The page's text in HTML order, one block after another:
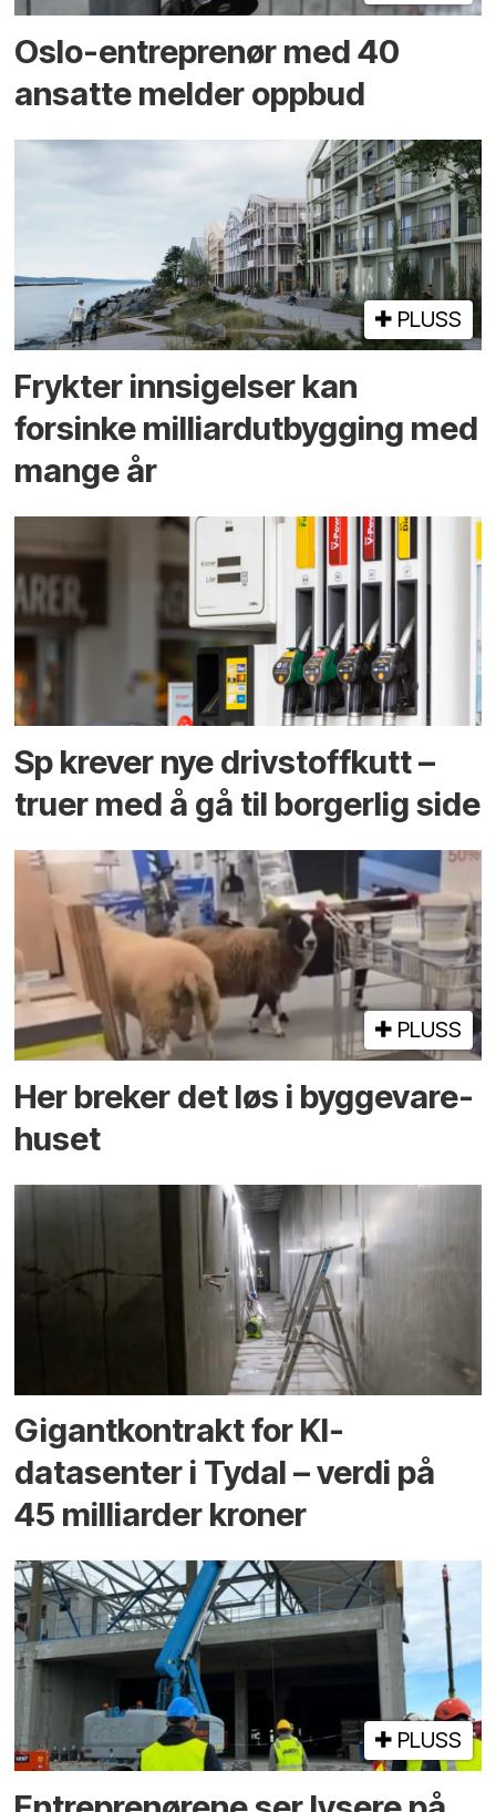
Oslo-entreprenør med 40
ansatte melder oppbud
PLUSS
Frykter innsigelser kan
forsinke milliard­utbygging med
mange år
Sp krever nye drivstoffkutt –
truer med å gå til borgerlig side
PLUSS
Her breker det løs i bygge­vare­
huset
Gigantkontrakt for KI-
datasenter i Tydal – verdi på
45 milliarder kroner
PLUSS